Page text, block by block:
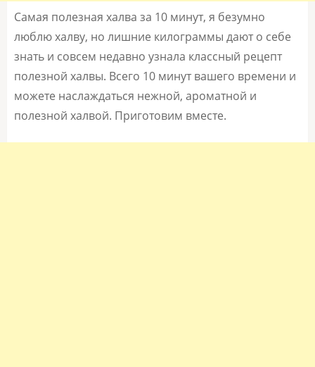
Самая полезная халва за 10 минут, я безумно
люблю халву, но лишние килограммы дают о себе
знать и совсем недавно узнала классный рецепт
полезной халвы. Всего 10 минут вашего времени и
можете наслаждаться нежной, ароматной и
полезной халвой. Приготовим вместе.